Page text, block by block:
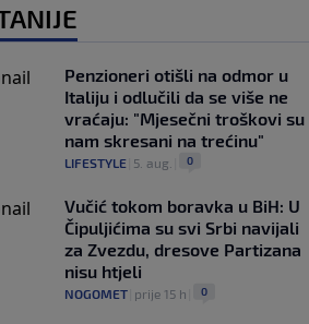
Penzioneri otišli na odmor u
Italiju i odlučili da se više ne
vraćaju: "Mjesečni troškovi su
nam skresani na trećinu"
LIFESTYLE 5. aug. 0
Vučić tokom boravka u BiH: U
Čipuljićima su svi Srbi navijali
za Zvezdu, dresove Partizana
nisu htjeli
NOGOMET prije 15 h 0